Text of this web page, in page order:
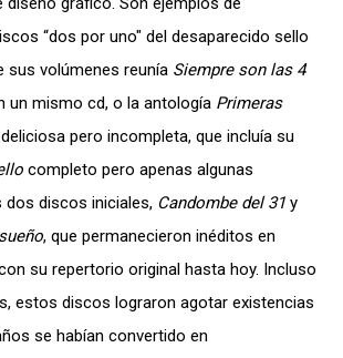
“dos por uno" del desaparecido sello
sus volúmenes reunía Siempre son las 4
un mismo cd, o la antología Primeras
pero incompleta, que incluía su
completo pero apenas algunas
dos discos iniciales, Candombe del 31 y
, que permanecieron inéditos en
su repertorio original hasta hoy. Incluso
estos discos lograron agotar existencias
se habían convertido en